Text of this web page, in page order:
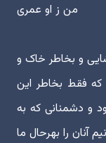
ز او عمری
و بخاطر خاک و
فقط بخاطر این
و دشمنانی که به
آنان را بهرحال ما